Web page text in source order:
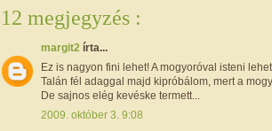
12 megjegyzés :
margit2 írta...
Ez is nagyon fini lehet! A mogyoróval isteni
Talán fél adaggal majd kipróbálom, mert a
De sajnos elég kevéske termett...
2009. október 3. 9:08